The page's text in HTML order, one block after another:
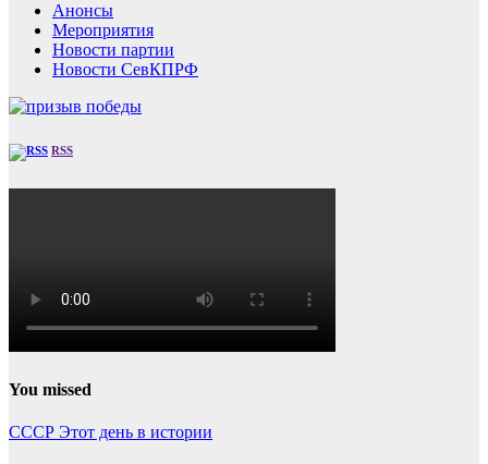
Анонсы
Мероприятия
Новости партии
Новости СевКПРФ
RSS
You missed
СССР Этот день в истории